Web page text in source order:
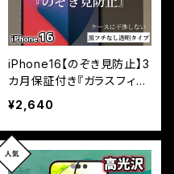
iPhone16【のぞき見防止】3
カ月保証付き『ガラスフィル
ム鎧』平面フルカバー
¥2,640